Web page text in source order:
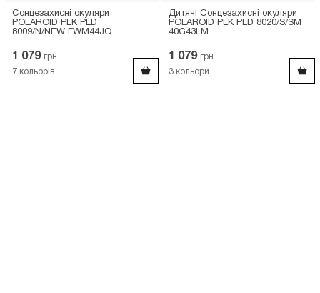
Сонцезахисні окуляри
POLAROID PLK PLD
8009/N/NEW FWM44JQ
1 079 грн
7 кольорів
Дитячі Сонцезахисні окуляри
POLAROID PLK PLD 8020/S/SM
40G43LM
1 079 грн
3 кольори